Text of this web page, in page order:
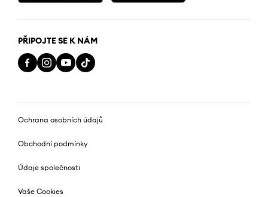
PŘIPOJTE SE K NÁM
Ochrana osobních údajů
Obchodní podmínky
Údaje společnosti
Vaše Cookies